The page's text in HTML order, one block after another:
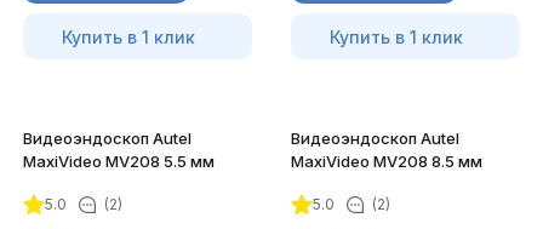
Купить в 1 клик Купить в 1 клик
Видеоэндоскоп Autel
MaxiVideo MV208 5.5 мм
5.0 (2)
Видеоэндоскоп Autel
MaxiVideo MV208 8.5 мм
5.0 (2)